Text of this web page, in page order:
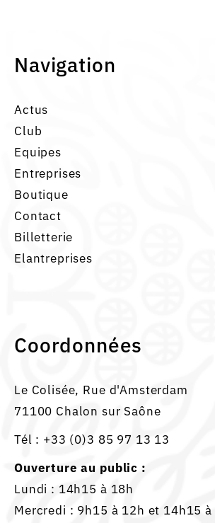
Navigation
Actus
Club
Equipes
Entreprises
Boutique
Contact
Billetterie
Elantreprises
Coordonnées
Le Colisée, Rue d'Amsterdam
71100 Chalon sur Saône
Tél : +33 (0)3 85 97 13 13
Ouverture au public :
Lundi : 14h15 à 18h
Mercredi : 9h15 à 12h et 14h15 à